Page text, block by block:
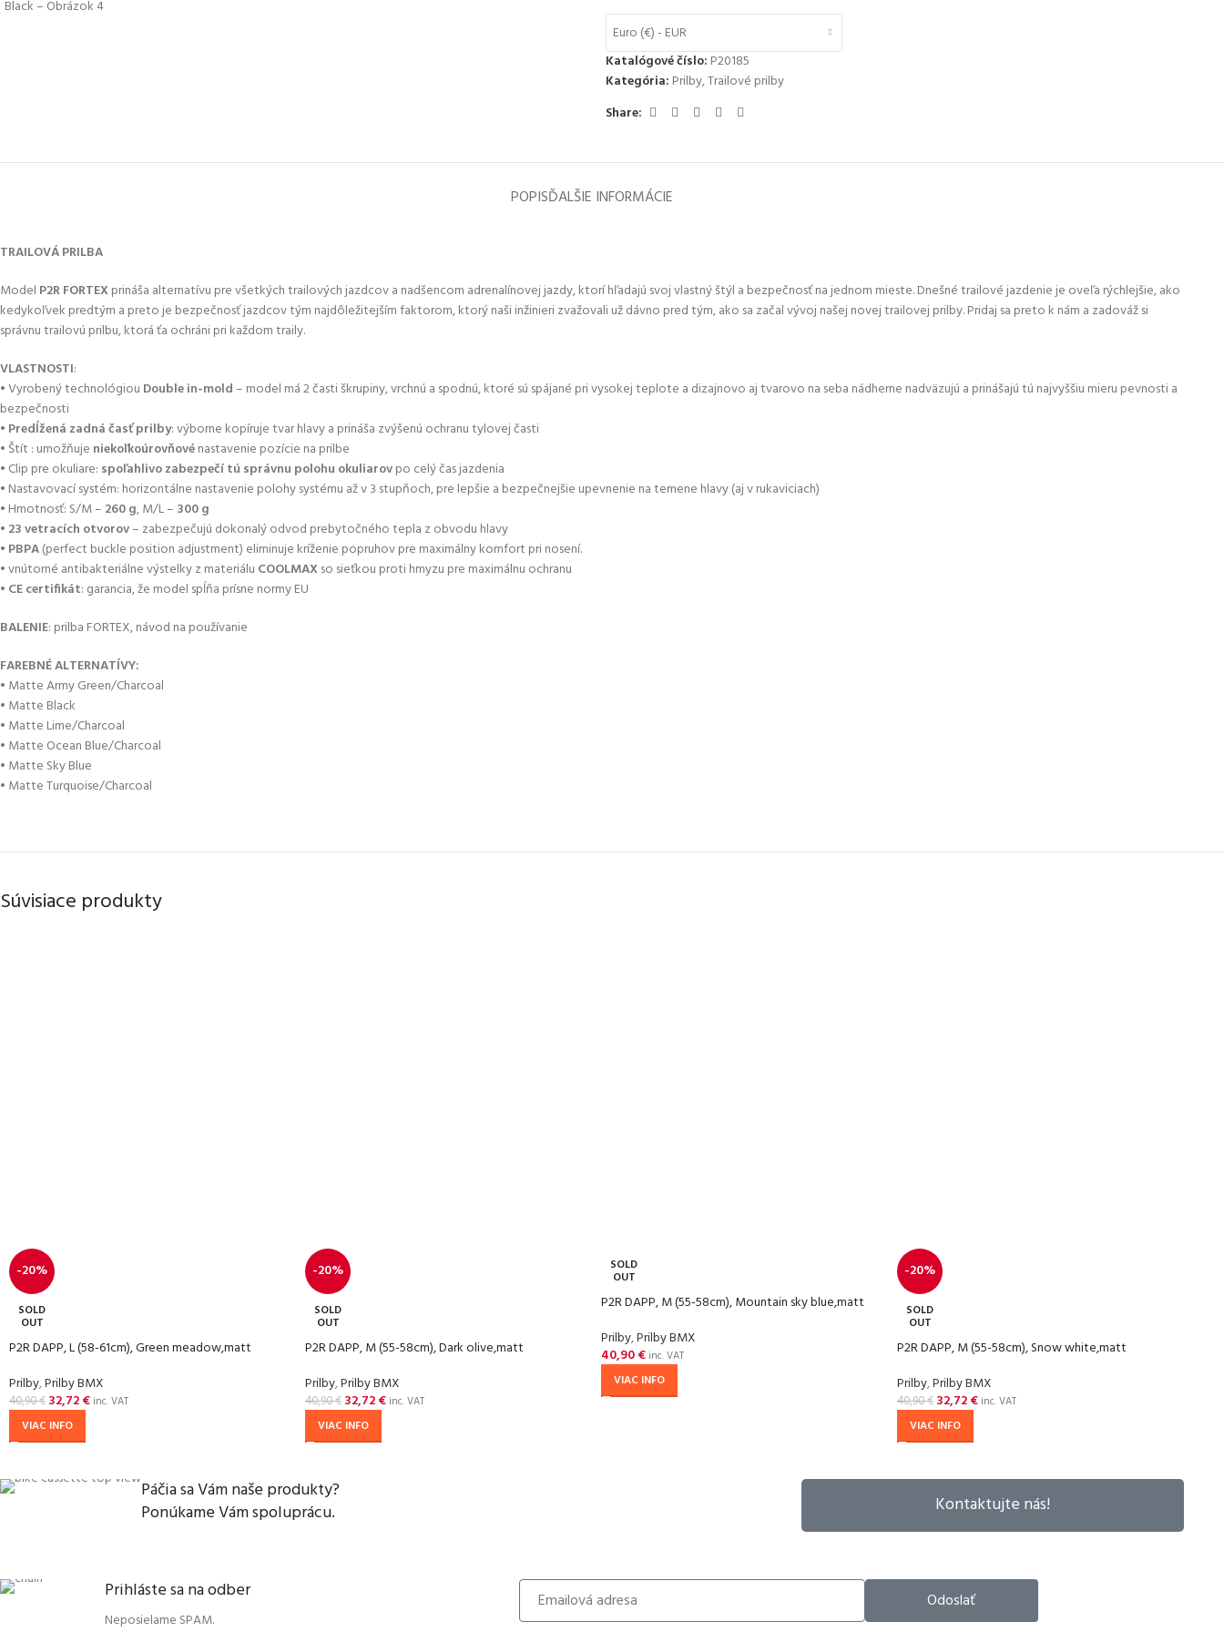
Euro (€) - EUR
Katalógové číslo: P20185
Kategória: Prilby,Trailové prilby
Share:
POPISĎALŠIE INFORMÁCIE
TRAILOVÁ PRILBA
Model P2R FORTEXprináša alternatívu pre všetkých trailových jazdcov a nadšencom adrenalínovej jazdy, ktorí hľadajú svoj vlastný štýl a bezpečnosť na jednom mieste. Dnešné trailové jazdenie je oveľa rýchlejšie, ako
kedykoľvek predtým a preto je bezpečnosť jazdcov tým najdôležitejším faktorom, ktorý naši inžinieri zvažovali už dávno pred tým, ako sa začal vývoj našej novej trailovej prilby. Pridaj sa preto k nám a zadováž si
správnu trailovú prilbu, ktorá ťa ochráni pri každom traily.
VLASTNOSTI:
• Vyrobený technológiou Double in-mold– model má 2 časti škrupiny, vrchnú a spodnú, ktoré sú spájané pri vysokej teplote a dizajnovo aj tvarovo na seba nádherne nadväzujú a prinášajú tú najvyššiu mieru pevnosti a
bezpečnosti
• Predĺžená zadná časť prilby: výborne kopíruje tvar hlavy a prináša zvýšenú ochranu tylovej časti
• Štít : umožňuje niekoľkoúrovňovénastavenie pozície na prilbe
• Clip pre okuliare: spoľahlivo zabezpečí tú správnu polohu okuliarovpo celý čas jazdenia
• Nastavovací systém: horizontálne nastavenie polohy systému až v 3 stupňoch, pre lepšie a bezpečnejšie upevnenie na temene hlavy (aj v rukaviciach)
• Hmotnosť: S/M – 260 g, M/L – 300 g
• 23 vetracích otvorov– zabezpečujú dokonalý odvod prebytočného tepla z obvodu hlavy
• PBPA(perfect buckle position adjustment) eliminuje kríženie popruhov pre maximálny komfort pri nosení.
• vnútorné antibakteriálne výstelky z materiálu COOLMAXso sieťkou proti hmyzu pre maximálnu ochranu
• CE certifikát: garancia, že model spĺňa prísne normy EU
BALENIE: prilba FORTEX, návod na používanie
FAREBNÉ ALTERNATÍVY:
• Matte Army Green/Charcoal
• Matte Black
• Matte Lime/Charcoal
• Matte Ocean Blue/Charcoal
• Matte Sky Blue
• Matte Turquoise/Charcoal
Súvisiace produkty
-20%
SOLD
OUT
P2R DAPP, L (58-61cm), Green meadow,matt
Prilby,Prilby BMX
40,90€ 32,72€ inc. VAT
VIAC INFO
-20%
SOLD
OUT
P2R DAPP, M (55-58cm), Dark olive,matt
Prilby,Prilby BMX
40,90€ 32,72€ inc. VAT
VIAC INFO
SOLD
OUT
P2R DAPP, M (55-58cm), Mountain sky blue,matt
Prilby,Prilby BMX
40,90€ inc. VAT
VIAC INFO
-20%
SOLD
OUT
P2R DAPP, M (55-58cm), Snow white,matt
Prilby,Prilby BMX
40,90€ 32,72€ inc. VAT
VIAC INFO
Páčia sa Vám naše produkty?
Ponúkame Vám spoluprácu.
Kontaktujte nás!
Prihláste sa na odber
Neposielame SPAM.
Odoslať